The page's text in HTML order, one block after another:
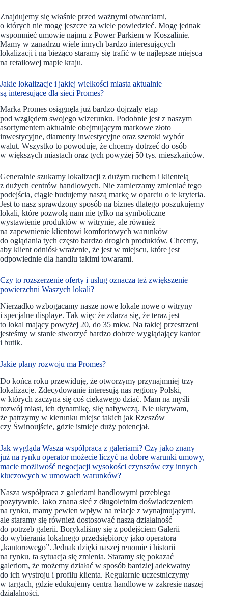
Znajdujemy się właśnie przed ważnymi otwarciami,
o których nie mogę jeszcze za wiele powiedzieć. Mogę jednak
wspomnieć umowie najmu z Power Parkiem w Koszalinie.
Mamy w zanadrzu wiele innych bardzo interesujących
lokalizacji i na bieżąco staramy się trafić w te najlepsze miejsca
na retailowej mapie kraju.
Jakie lokalizacje i jakiej wielkości miasta aktualnie
są interesujące dla sieci Promes?
Marka Promes osiągnęła już bardzo dojrzały etap
pod względem swojego wizerunku. Podobnie jest z naszym
asortymentem aktualnie obejmującym markowe złoto
inwestycyjne, diamenty inwestycyjne oraz szeroki wybór
walut. Wszystko to powoduje, że chcemy dotrzeć do osób
w większych miastach oraz tych powyżej 50 tys. mieszkańców.
Generalnie szukamy lokalizacji z dużym ruchem i klientelą
z dużych centrów handlowych. Nie zamierzamy zmieniać tego
podejścia, ciągle budujemy naszą markę w oparciu o te kryteria.
Jest to nasz sprawdzony sposób na biznes dlatego poszukujemy
lokali, które pozwolą nam nie tylko na symboliczne
wystawienie produktów w witrynie, ale również
na zapewnienie klientowi komfortowych warunków
do oglądania tych często bardzo drogich produktów. Chcemy,
aby klient odniósł wrażenie, że jest w miejscu, które jest
odpowiednie dla handlu takimi towarami.
Czy to rozszerzenie oferty i usług oznacza też zwiększenie
powierzchni Waszych lokali?
Nierzadko wzbogacamy nasze nowe lokale nowe o witryny
i specjalne displaye. Tak więc że zdarza się, że teraz jest
to lokal mający powyżej 20, do 35 mkw. Na takiej przestrzeni
jesteśmy w stanie stworzyć bardzo dobrze wyglądający kantor
i butik.
Jakie plany rozwoju ma Promes?
Do końca roku przewiduję, że otworzymy przynajmniej trzy
lokalizacje. Zdecydowanie interesują nas regiony Polski,
w których zaczyna się coś ciekawego dziać. Mam na myśli
rozwój miast, ich dynamikę, siłę nabywczą. Nie ukrywam,
że patrzymy w kierunku miejsc takich jak Rzeszów
czy Świnoujście, gdzie istnieje duży potencjał.
Jak wygląda Wasza współpraca z galeriami? Czy jako znany
już na rynku operator możecie liczyć na dobre warunki umowy,
macie możliwość negocjacji wysokości czynszów czy innych
kluczowych w umowach warunków?
Nasza współpraca z galeriami handlowymi przebiega
pozytywnie. Jako znana sieć z długoletnim doświadczeniem
na rynku, mamy pewien wpływ na relacje z wynajmującymi,
ale staramy się również dostosować naszą działalność
do potrzeb galerii. Borykaliśmy się z podejściem Galerii
do wybierania lokalnego przedsiębiorcy jako operatora
„kantorowego”. Jednak dzięki naszej renomie i historii
na rynku, ta sytuacja się zmienia. Staramy się pokazać
galeriom, że możemy działać w sposób bardziej adekwatny
do ich wystroju i profilu klienta. Regularnie uczestniczymy
w targach, gdzie edukujemy centra handlowe w zakresie naszej
działalności.